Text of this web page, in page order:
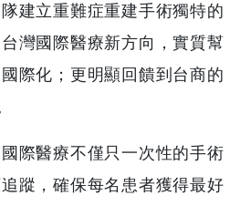
建立重難症重建手術獨特的
灣國際醫療新方向，實質幫
際化；更明顯回饋到台商的
醫療不僅只一次性的手術
蹤，確保每名患者獲得最好